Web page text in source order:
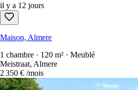
il y a 12 jours
Maison, Almere
1 chambre · 120 m² · Meublé
Meistraat, Almere
2 350 € /mois